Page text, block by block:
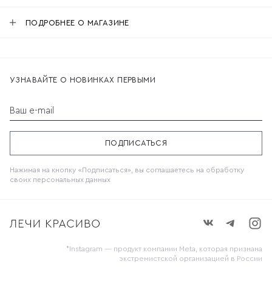
ПОДРОБНЕЕ О МАГАЗИНЕ
*Instagram — продукт компании Meta, которая признана
экстремистской организацией в России
УЗНАВАЙТЕ О НОВИНКАХ ПЕРВЫМИ
Ваш e-mail
ПОДПИСАТЬСЯ
Нажимая на кнопку «Подписаться», вы соглашаетесь на обработку
своих персональных данных